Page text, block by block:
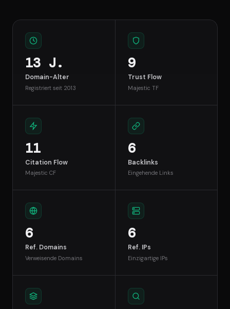
13 J.
Domain-Alter
Registriert seit 2013
9
Trust Flow
Majestic TF
11
Citation Flow
Majestic CF
6
Backlinks
Eingehende Links
6
Ref. Domains
Verweisende Domains
6
Ref. IPs
Einzigartige IPs